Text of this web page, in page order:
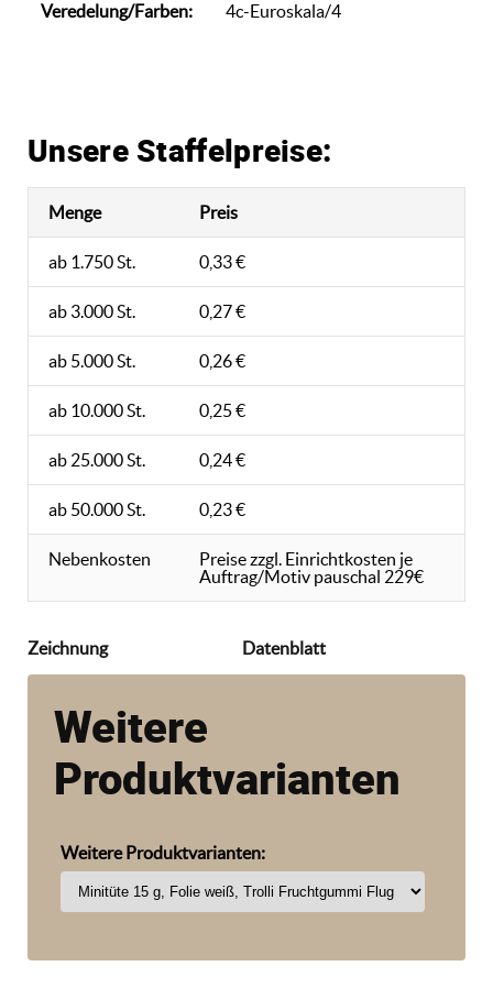
Veredelung/Farben:
4c-Euroskala/4
Unsere Staffelpreise:
Menge Preis
ab 1.750 St. 0,33 €
ab 3.000 St. 0,27 €
ab 5.000 St. 0,26 €
ab 10.000 St. 0,25 €
ab 25.000 St. 0,24 €
ab 50.000 St. 0,23 €
Nebenkosten
Preise zzgl. Einrichtkosten je
Auftrag/Motiv pauschal 229€
Zeichnung Datenblatt
Weitere
Produktvarianten
Weitere Produktvarianten: